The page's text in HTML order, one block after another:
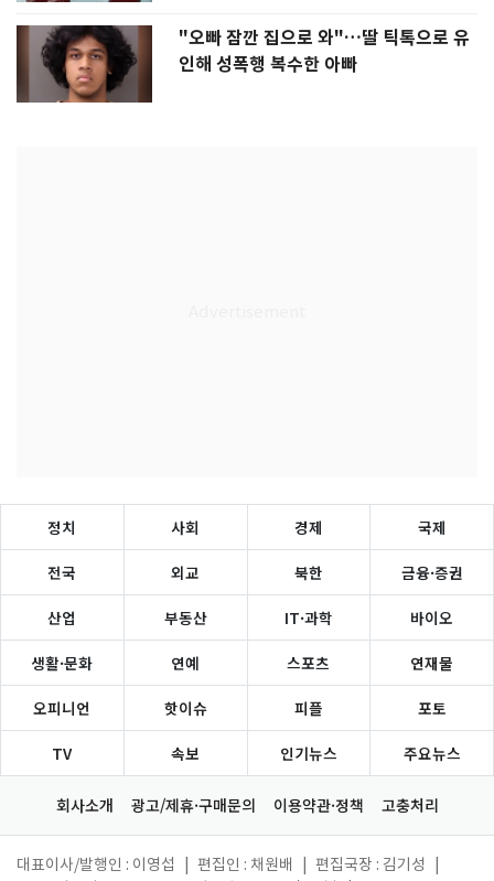
"오빠 잠깐 집으로 와"…딸 틱톡으로 유
인해 성폭행 복수한 아빠
정치 사회 경제 국제
전국 외교 북한 금융·증권
산업 부동산 IT·과학 바이오
생활·문화 연예 스포츠 연재물
오피니언 핫이슈 피플 포토
TV 속보 인기뉴스 주요뉴스
회사소개 광고/제휴·구매문의 이용약관·정책 고충처리
대표이사/발행인 : 이영섭 편집인 : 채원배 편집국장 : 김기성